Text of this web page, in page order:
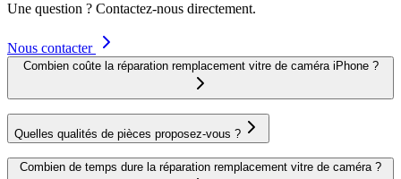
Une question ? Contactez-nous directement.
Nous contacter
Combien coûte la réparation remplacement vitre de caméra iPhone ?
Quelles qualités de pièces proposez-vous ?
Combien de temps dure la réparation remplacement vitre de caméra ?